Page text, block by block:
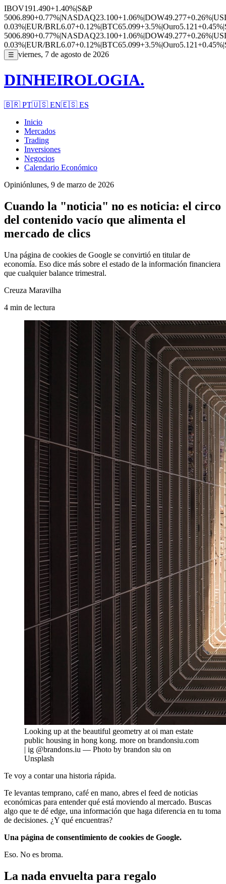
IBOV191.490+1.40%|S&P
5006.890+0.77%|NASDAQ23.100+1.06%|DOW49.277+0.26%|
0.03%|EUR/BRL6.07+0.12%|BTC65.099+3.5%|Ouro5.121+0.45%|
5006.890+0.77%|NASDAQ23.100+1.06%|DOW49.277+0.26%|
0.03%|EUR/BRL6.07+0.12%|BTC65.099+3.5%|Ouro5.121+0.45%|
☰ viernes, 7 de agosto de 2026
DINHEIROLOGIA.
🇧🇷 PT🇺🇸 EN🇪🇸 ES
Inicio
Mercados
Trading
Inversiones
Negocios
Calendario Económico
Opiniónlunes, 9 de marzo de 2026
Cuando la "noticia" no es noticia: el circo
del contenido vacío que alimenta el
mercado de clics
Una página de cookies de Google se convirtió en titular de
economía. Eso dice más sobre el estado de la información financiera
que cualquier balance trimestral.
Creuza Maravilha
4 min de lectura
Looking up at the beautiful geometry at oi man estate
public housing in hong kong. more on brandonsiu.com
| ig @brandons.iu — Photo by brandon siu on
Unsplash
Te voy a contar una historia rápida.
Te levantas temprano, café en mano, abres el feed de noticias
económicas para entender qué está moviendo al mercado. Buscas
algo que te dé edge, una información que haga diferencia en tu toma
de decisiones. ¿Y qué encuentras?
Una página de consentimiento de cookies de Google.
Eso. No es broma.
La nada envuelta para regalo